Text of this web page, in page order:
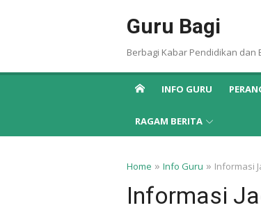
Guru Bagi
Berbagi Kabar Pendidikan dan
INFO GURU
RAGAM BERITA
Home » Info Guru » Informasi
Informasi